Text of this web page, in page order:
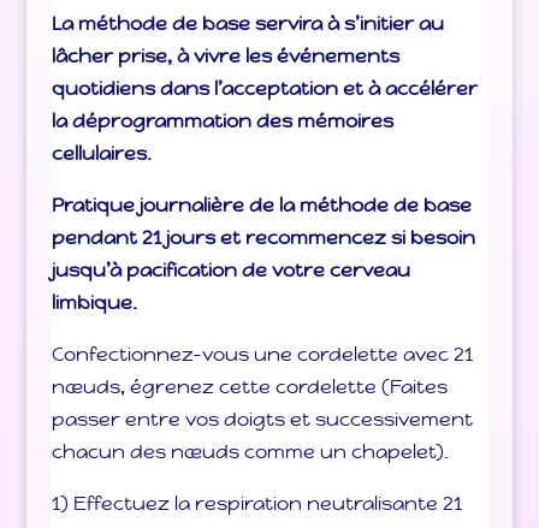
La méthode de base servira à s’initier au
lâcher prise, à vivre les événements
quotidiens dans l’acceptation et à accélérer
la déprogrammation des mémoires
cellulaires.
Pratique journalière de la méthode de base
pendant 21 jours et recommencez si besoin
jusqu’à pacification de votre cerveau
limbique.
Confectionnez-vous une cordelette avec 21
nœuds, égrenez cette cordelette (Faites
passer entre vos doigts et successivement
chacun des nœuds comme un chapelet).
1) Effectuez la respiration neutralisante 21